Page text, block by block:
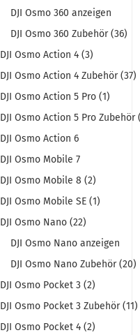
DJI Osmo 360 anzeigen
DJI Osmo 360 Zubehör (36)
DJI Osmo Action 4 (3)
DJI Osmo Action 4 Zubehör (37)
DJI Osmo Action 5 Pro (1)
DJI Osmo Action 5 Pro Zubehör
DJI Osmo Action 6
DJI Osmo Mobile 7
DJI Osmo Mobile 8 (2)
DJI Osmo Mobile SE (1)
DJI Osmo Nano (22)
DJI Osmo Nano anzeigen
DJI Osmo Nano Zubehör (20)
DJI Osmo Pocket 3 (2)
DJI Osmo Pocket 3 Zubehör (11)
DJI Osmo Pocket 4 (2)